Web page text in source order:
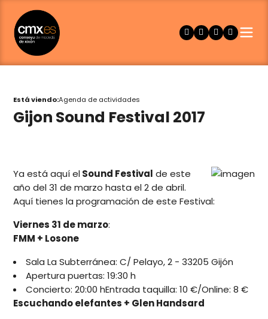
Está viendo:Agenda de actividades
Gijon Sound Festival 2017
Ya está aquí elSound Festival de este
año del 31 de marzo hasta el 2 de abril.
Aquí tienes la programación de este Festival:
Viernes 31 de marzo:
FMM + Losone
Sala La Subterránea: C/ Pelayo, 2 - 33205 Gijón
Apertura puertas: 19:30 h
Concierto: 20:00 hEntrada taquilla: 10 €/Online: 8 €
Escuchando elefantes + Glen Handsard